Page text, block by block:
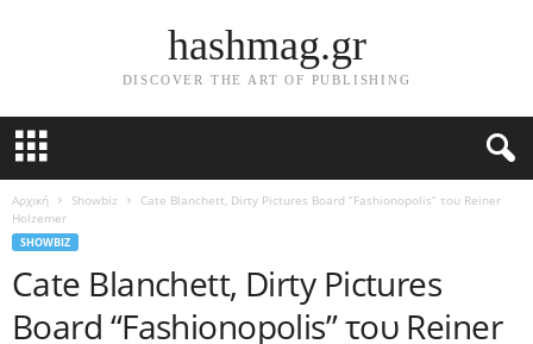
hashmag.gr
DISCOVER THE ART OF PUBLISHING
Αρχική Showbiz
Cate Blanchett, Dirty Pictures Board “Fashionopolis” του Reiner
Holzemer
SHOWBIZ
Cate Blanchett, Dirty Pictures
Board “Fashionopolis” του Reiner